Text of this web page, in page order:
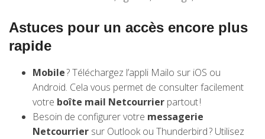
Astuces pour un accès encore plus
rapide
Mobile? Téléchargez l’appli Mailo sur iOS ou
Android. Cela vous permet de consulter facilement
votre boîte mail Netcourrier partout !
Besoin de configurer votre messagerie
Netcourrier sur Outlook ou Thunderbird ? Utilisez